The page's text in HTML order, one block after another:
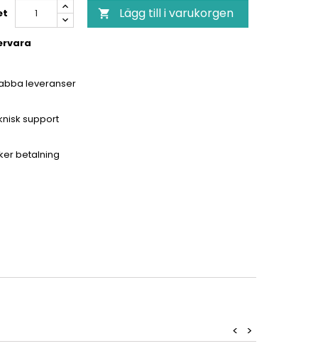
 Lägg till i varukorgen
leveranser
support
betalning
>
<